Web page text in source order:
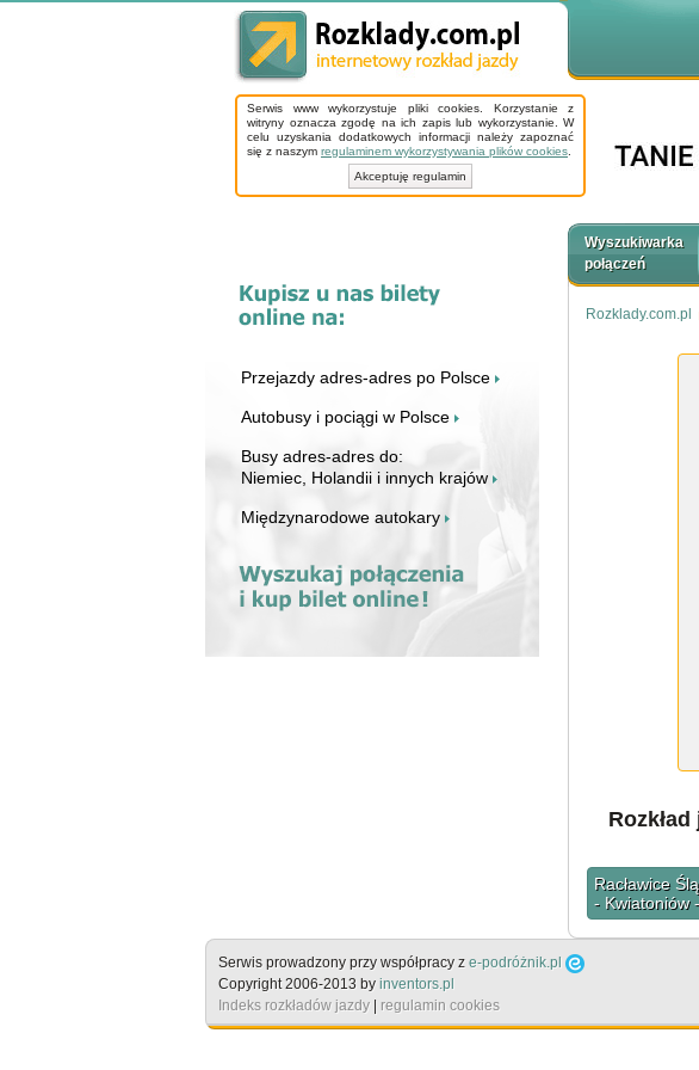
Serwis www wykorzystuje pliki cookies. Korzystanie z
witryny oznacza zgodę na ich zapis lub wykorzystanie. W
celu uzyskania dodatkowych informacji należy zapoznać
się z naszym regulaminem wykorzystywania plików cookies
Akceptuję regulamin
Przejazdy adres-adres po Polsce
Autobusy i pociągi w Polsce
Busy adres-adres do:
Niemiec, Holandii i innych krajów
Międzynarodowe autokary
Wyszukiwarka
połączeń
Rozklady.com.pl
Racławice
- Kwiatoniów
Serwis prowadzony przy współpracy z e-podróżnik.pl
Copyright 2006-2013 by inventors.pl
Indeks rozkładów jazdy | regulamin cookies